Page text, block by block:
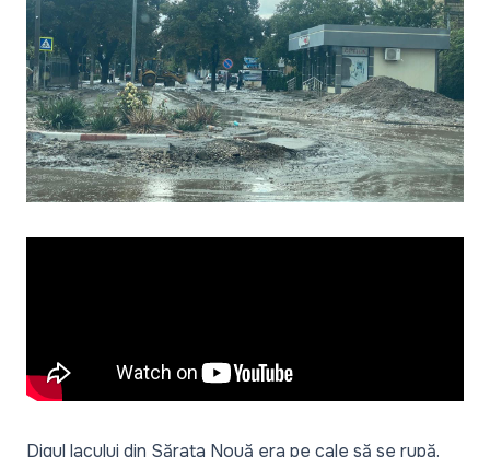
Digul lacului din Sărata Nouă era pe cale să se rupă.